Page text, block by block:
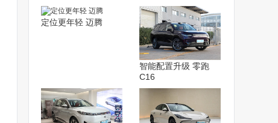
定位更年轻 迈腾
智能配置升级 零跑
C16